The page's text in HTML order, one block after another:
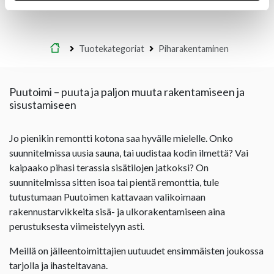
Etusivu
Tuotekategoriat Piharakentaminen
Puutoimi – puuta ja paljon muuta rakentamiseen ja
sisustamiseen
Jo pienikin remontti kotona saa hyvälle mielelle. Onko
suunnitelmissa uusia sauna, tai uudistaa kodin ilmettä? Vai
kaipaako pihasi terassia sisätilojen jatkoksi? On
suunnitelmissa sitten isoa tai pientä remonttia, tule
tutustumaan Puutoimen kattavaan valikoimaan
rakennustarvikkeita sisä- ja ulkorakentamiseen aina
perustuksesta viimeistelyyn asti.
Meillä on jälleentoimittajien uutuudet ensimmäisten joukossa
tarjolla ja ihasteltavana.